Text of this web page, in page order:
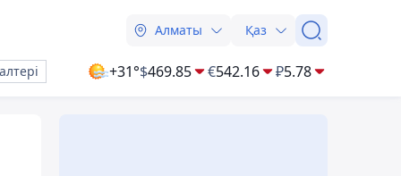
Алматы Қаз
+31°$469.85 €542.16 ₽5.78